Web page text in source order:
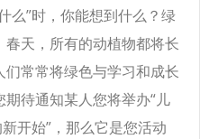
么”时，你能想到什么？绿
天，所有的动植物都将长
常常将绿色与学习和成长
待通知某人您将举办“儿
开始”，那么它是您活动